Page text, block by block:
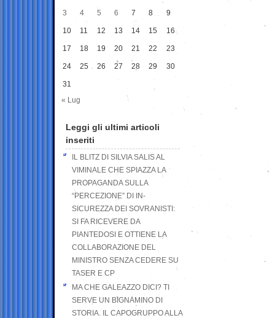
3 4 5 6 7 8 9
10 11 12 13 14 15 16
17 18 19 20 21 22 23
24 25 26 27 28 29 30
31
« Lug
Leggi gli ultimi articoli
inseriti
IL BLITZ DI SILVIA SALIS AL
VIMINALE CHE SPIAZZA LA
PROPAGANDA SULLA
“PERCEZIONE” DI IN-
SICUREZZA DEI SOVRANISTI:
SI FA RICEVERE DA
PIANTEDOSI E OTTIENE LA
COLLABORAZIONE DEL
MINISTRO SENZA CEDERE SU
TASER E CP
MA CHE GALEAZZO DICI? TI
SERVE UN BIGNAMINO DI
STORIA. IL CAPOGRUPPO ALLA